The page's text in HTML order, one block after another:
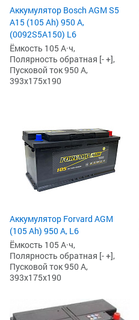
Аккумулятор Bosch AGM S5
A15 (105 Ah) 950 А,
(0092S5A150) L6
Ёмкость 105 А·ч,
Полярность обратная [- +],
Пусковой ток 950 А,
393x175x190
Аккумулятор Forvard AGM
(105 Ah) 950 А, L6
Ёмкость 105 А·ч,
Полярность обратная [- +],
Пусковой ток 950 А,
393x175x190